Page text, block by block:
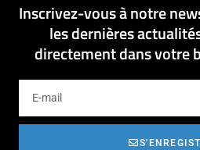
Inscrivez-vous à notre
les dernières
directement dans votre